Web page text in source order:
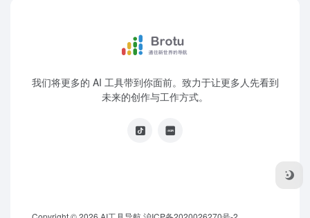
我们将更多的 AI 工具带到你面前。致力于让更多人先看到
未来的创作与工作方式。